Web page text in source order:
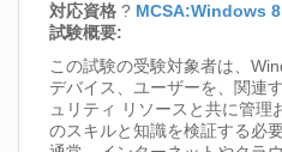
対応資格 ? MCSA:Windows 8
試験概要:
この試験の受験対象者は、
デバイス、ユーザーを、関連
ュリティ リソースと共に管理
のスキルと知識を検証する必